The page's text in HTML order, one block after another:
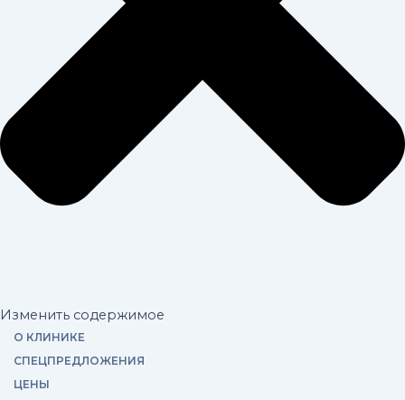
Изменить содержимое
О КЛИНИКЕ
СПЕЦПРЕДЛОЖЕНИЯ
ЦЕНЫ